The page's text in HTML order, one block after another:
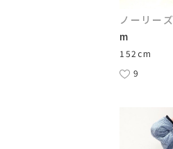
ノーリーズ
m
152cm
9